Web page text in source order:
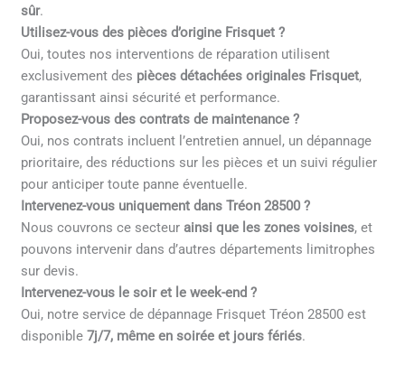
sûr.
Utilisez-vous des pièces d’origine Frisquet ?
Oui, toutes nos interventions de réparation utilisent
exclusivement des pièces détachées originales Frisquet,
garantissant ainsi sécurité et performance.
Proposez-vous des contrats de maintenance ?
Oui, nos contrats incluent l’entretien annuel, un dépannage
prioritaire, des réductions sur les pièces et un suivi régulier
pour anticiper toute panne éventuelle.
Intervenez-vous uniquement dans Tréon 28500 ?
Nous couvrons ce secteur ainsi que les zones voisines, et
pouvons intervenir dans d’autres départements limitrophes
sur devis.
Intervenez-vous le soir et le week-end ?
Oui, notre service de dépannage Frisquet Tréon 28500 est
disponible7j/7, même en soirée et jours fériés.